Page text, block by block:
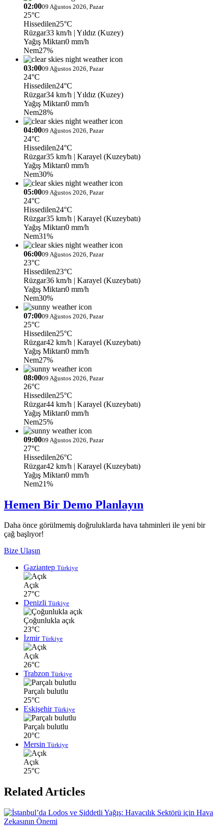
02:0009 Ağustos 2026, Pazar
25°C
Hissedilen25°C
Rüzgar33 km/h | Yıldız (Kuzey)
Yağış Miktarı0 mm/h
Nem27%
03:0009 Ağustos 2026, Pazar
24°C
Hissedilen24°C
Rüzgar34 km/h | Yıldız (Kuzey)
Yağış Miktarı0 mm/h
Nem28%
04:0009 Ağustos 2026, Pazar
24°C
Hissedilen24°C
Rüzgar35 km/h | Karayel (Kuzeybatı)
Yağış Miktarı0 mm/h
Nem30%
05:0009 Ağustos 2026, Pazar
24°C
Hissedilen24°C
Rüzgar35 km/h | Karayel (Kuzeybatı)
Yağış Miktarı0 mm/h
Nem31%
06:0009 Ağustos 2026, Pazar
23°C
Hissedilen23°C
Rüzgar36 km/h | Karayel (Kuzeybatı)
Yağış Miktarı0 mm/h
Nem30%
07:0009 Ağustos 2026, Pazar
25°C
Hissedilen25°C
Rüzgar42 km/h | Karayel (Kuzeybatı)
Yağış Miktarı0 mm/h
Nem27%
08:0009 Ağustos 2026, Pazar
26°C
Hissedilen25°C
Rüzgar44 km/h | Karayel (Kuzeybatı)
Yağış Miktarı0 mm/h
Nem25%
09:0009 Ağustos 2026, Pazar
27°C
Hissedilen26°C
Rüzgar42 km/h | Karayel (Kuzeybatı)
Yağış Miktarı0 mm/h
Nem21%
Hemen Bir Demo Planlayın
Daha önce görülmemiş doğruluklarda hava tahminleri ile yeni bir
çağ başlıyor!
Bize Ulaşın
Gaziantep Türkiye
Açık
27°C
Denizli Türkiye
Çoğunlukla açık
23°C
İzmir Türkiye
Açık
26°C
Trabzon Türkiye
Parçalı bulutlu
25°C
Eskişehir Türkiye
Parçalı bulutlu
20°C
Mersin Türkiye
Açık
25°C
Related Articles